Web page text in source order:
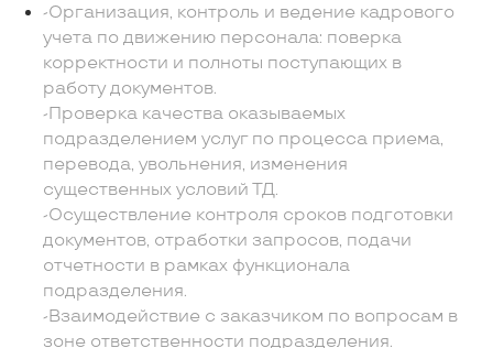
-Организация, контроль и ведение кадрового
учета по движению персонала: поверка
корректности и полноты поступающих в
работу документов.
-Проверка качества оказываемых
подразделением услуг по процесса приема,
перевода, увольнения, изменения
существенных условий ТД.
-Осуществление контроля сроков подготовки
документов, отработки запросов, подачи
отчетности в рамках функционала
подразделения.
-Взаимодействие с заказчиком по вопросам в
зоне ответственности подразделения.